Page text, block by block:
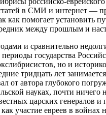
в СМИ и интернет —
помогает установить
между прошлым и
и сравнительно
государства
но и
тридцать лет
от автора глубокого
науках, почти ничего
царских генералов
участие евреев в войнах